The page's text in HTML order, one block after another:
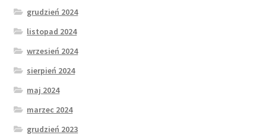
grudzień 2024
listopad 2024
wrzesień 2024
sierpień 2024
maj 2024
marzec 2024
grudzień 2023